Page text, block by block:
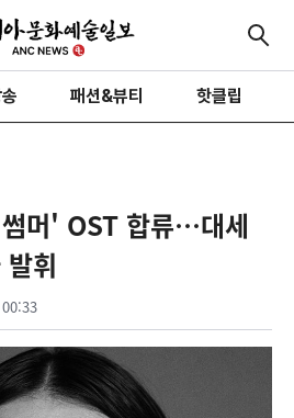
패션&뷰티 핫클립
머' OST 합류…대세
휘